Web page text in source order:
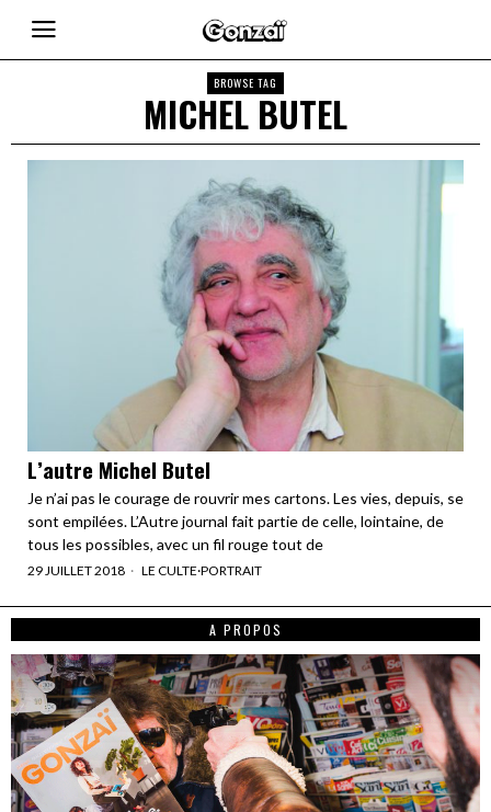
BROWSE TAG
MICHEL BUTEL
L’autre Michel Butel
Je n’ai pas le courage de rouvrir mes cartons. Les vies, depuis, se
sont empilées. L’Autre journal fait partie de celle, lointaine, de
tous les possibles, avec un fil rouge tout de
29 JUILLET 2018 LE CULTE·PORTRAIT
A PROPOS